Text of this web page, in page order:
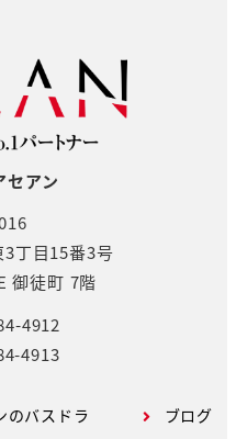
セアン
丁目15番3号
御徒町 7階
4912
4913
のバスドラ
ブログ